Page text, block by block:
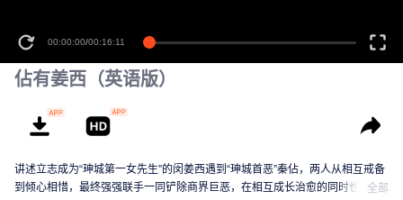
00:00:00/00:16:11
佔有姜西（英语版）
讲述立志成为“珅城第一女先生”的闵姜西遇到“珅城首恶”秦佔，两人从相互戒备
到倾心相惜，最终强强联手一同铲除商界巨恶，在相互成长治愈的同时也上演
全部